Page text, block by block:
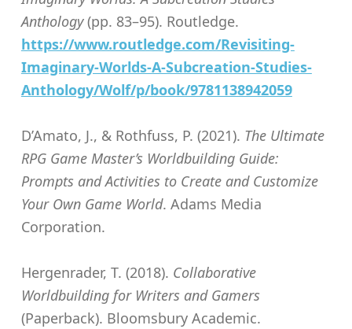
Anthology(pp. 83–95). Routledge.
https://www.routledge.com/Revisiting-
Imaginary-Worlds-A-Subcreation-Studies-
Anthology/Wolf/p/book/9781138942059
D’Amato, J., & Rothfuss, P. (2021). The Ultimate
RPG Game Master’s Worldbuilding Guide:
Prompts and Activities to Create and Customize
Your Own Game World. Adams Media
Corporation.
Hergenrader, T. (2018). Collaborative
Worldbuilding for Writers and Gamers
(Paperback). Bloomsbury Academic.